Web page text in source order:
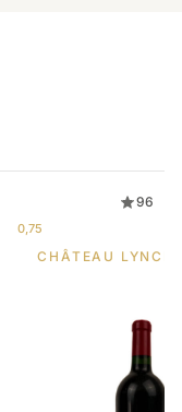
96
0,75
CHÂTEAU LYNCH